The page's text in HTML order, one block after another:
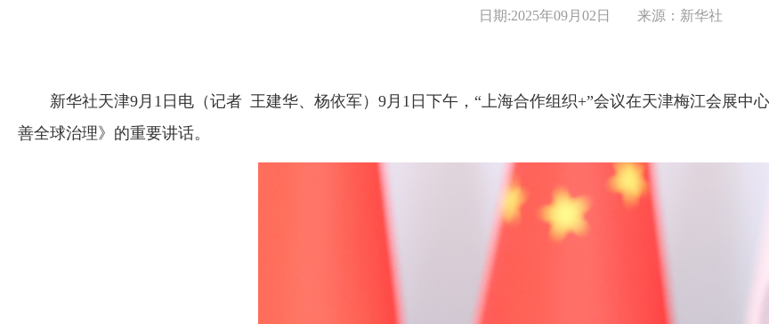
日期:2025年09月02日 来源：新华社
新华社天津9月1日电（记者 王建华、杨依军）9月1日下午，“上海合作组织+”会议在天津梅江会展
善全球治理》的重要讲话。